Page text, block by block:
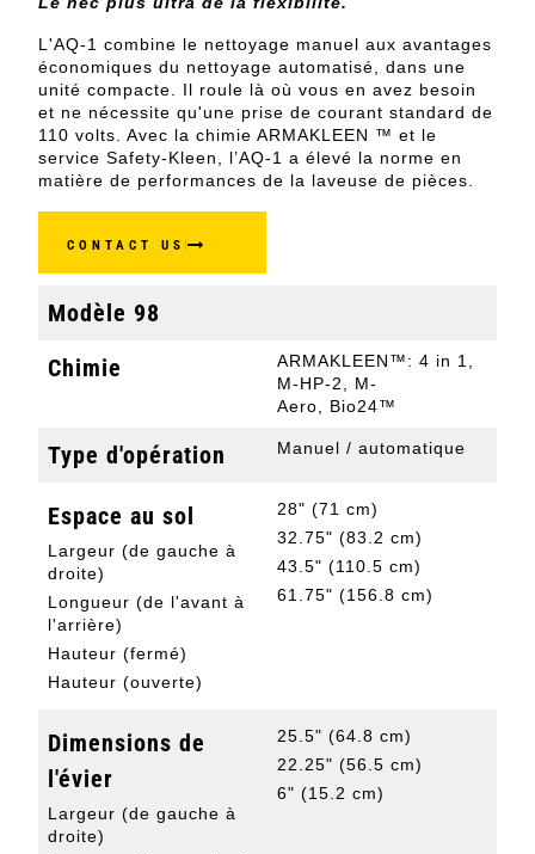
L'AQ-1 combine le nettoyage manuel aux avantages
économiques du nettoyage automatisé, dans une
unité compacte. Il roule là où vous en avez besoin
et ne nécessite qu'une prise de courant standard de
110 volts. Avec la chimie ARMAKLEEN ™ et le
service Safety-Kleen, l’AQ-1 a élevé la norme en
matière de performances de la laveuse de pièces.
CONTACT US
Modèle 98
Chimie
ARMAKLEEN™: 4 in 1,
M-HP-2, M-
Aero, Bio24™
Type d'opération Manuel / automatique
Espace au sol
Largeur (de gauche à
droite)
Longueur (de l'avant à
l'arrière)
Hauteur (fermé)
Hauteur (ouverte)
28" (71 cm)
32.75" (83.2 cm)
43.5" (110.5 cm)
61.75" (156.8 cm)
Dimensions de
l'évier
Largeur (de gauche à
droite)
25.5" (64.8 cm)
22.25" (56.5 cm)
6" (15.2 cm)